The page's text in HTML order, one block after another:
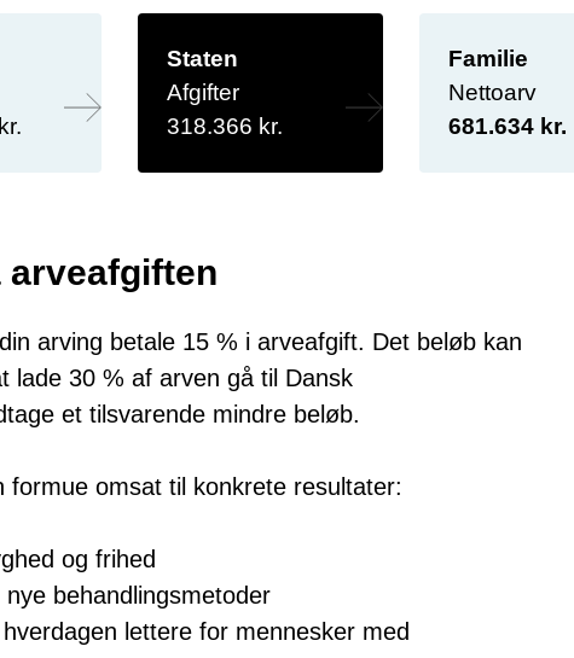
Staten
Afgifter
318.366 kr.
Familie
Nettoarv
681.634 kr.
arveafgiften
arving betale 15 % i arveafgift. Det beløb kan
lade 30 % af arven gå til Dansk
et tilsvarende mindre beløb.
omsat til konkrete resultater:
og frihed
behandlingsmetoder
lettere for mennesker med